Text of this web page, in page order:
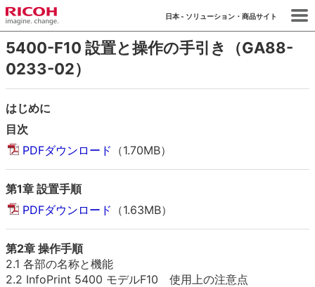
日本 - ソリューション・商品サイト
5400-F10 設置と操作の手引き（GA88-
0233-02）
はじめに
目次
PDFダウンロード （1.70MB）
第1章 設置手順
PDFダウンロード （1.63MB）
第2章 操作手順
2.1 各部の名称と機能
2.2 InfoPrint 5400 モデルF10 使用上の注意点